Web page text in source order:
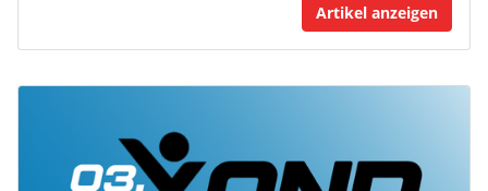
Artikel anzeigen